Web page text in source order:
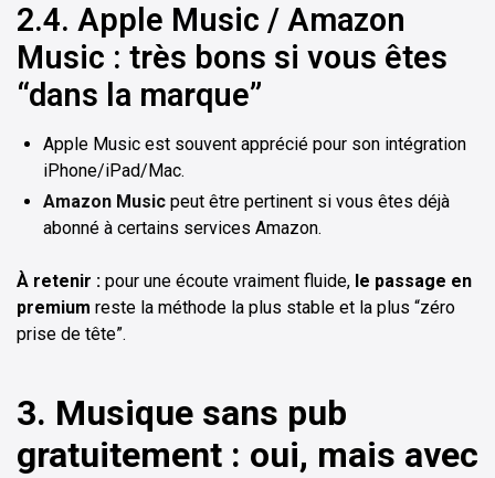
2.4. Apple Music / Amazon
Music : très bons si vous êtes
“dans la marque”
Apple Music est souvent apprécié pour son intégration
iPhone/iPad/Mac.
Amazon Music peut être pertinent si vous êtes déjà
abonné à certains services Amazon.
À retenir : pour une écoute vraiment fluide, le passage en
premium reste la méthode la plus stable et la plus “zéro
prise de tête”.
3. Musique sans pub
gratuitement : oui, mais avec